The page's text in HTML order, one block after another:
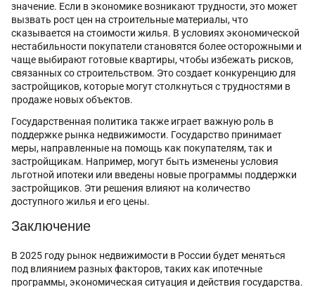
значение. Если в экономике возникают трудности, это может
вызвать рост цен на строительные материалы, что
сказывается на стоимости жилья. В условиях экономической
нестабильности покупатели становятся более осторожными и
чаще выбирают готовые квартиры, чтобы избежать рисков,
связанных со строительством. Это создает конкуренцию для
застройщиков, которые могут столкнуться с трудностями в
продаже новых объектов.
Государственная политика также играет важную роль в
поддержке рынка недвижимости. Государство принимает
меры, направленные на помощь как покупателям, так и
застройщикам. Например, могут быть изменены условия
льготной ипотеки или введены новые программы поддержки
застройщиков. Эти решения влияют на количество
доступного жилья и его цены.
Заключение
В 2025 году рынок недвижимости в России будет меняться
под влиянием разных факторов, таких как ипотечные
программы, экономическая ситуация и действия государства.